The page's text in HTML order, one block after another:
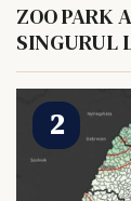
ZOO PARK
SINGURUL
HRANI UN